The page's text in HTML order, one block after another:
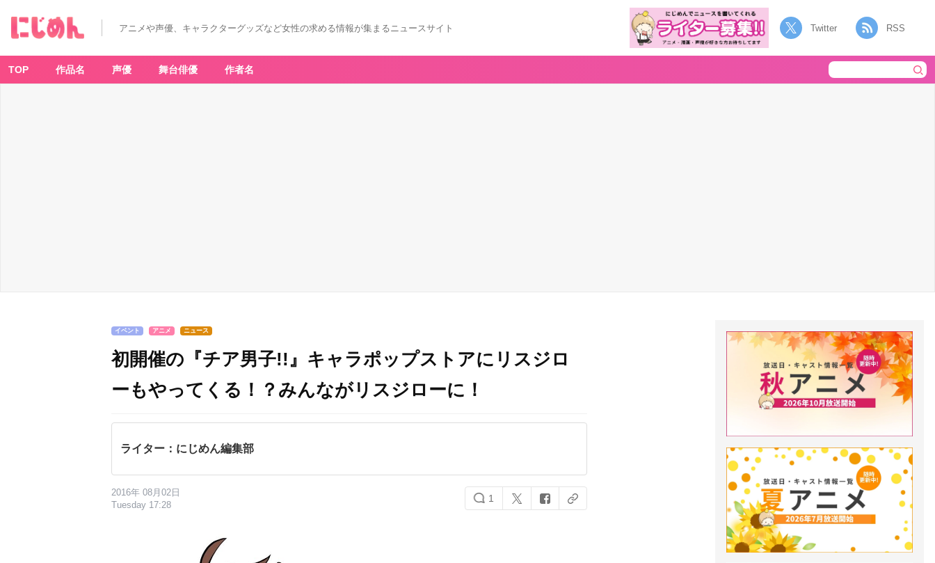
アニメや声優、キャラクターグッズなど女性の求める情報が集まるニュースサイト Twitter RSS
TOP 作品名 声優 舞台俳優 作者名
イベント アニメ ニュース
初開催の『チア男子!!』キャラポップストアにリスジロ
ーもやってくる！？みんながリスジローに！
ライター：にじめん編集部
2016年 08月02日
Tuesday 17:28
1